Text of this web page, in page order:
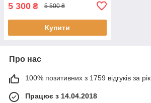
5 300 ₴ 5 500 ₴
Купити
Про нас
100% позитивних з 1759 відгуків за рік
Працює з 14.04.2018